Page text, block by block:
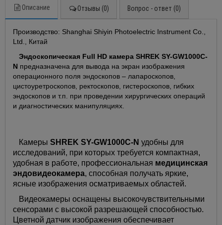
Описание Отзывы (0) Вопрос - ответ (0)
Производство: Shanghai Shiyin Photoelectric Instrument Co.,
Ltd., Китай
Эндоскопическая Full HD камера SHREK SY-GW1000C-
N предназначена для вывода на экран изображения
операционного поля эндоскопов – лапароскопов,
цистоуретроскопов, ректоскопов, гистероскопов, гибких
эндоскопов и т.п. при проведении хирургических операций
и диагностических манипуляциях.
Камеры SHREK SY-GW1000C-N удобны для
исследований, при которых требуется компактная,
удобная в работе, профессиональная медицинская
эндовидеокамера, способная получать яркие,
ясные изображения осматриваемых областей.
Видеокамеры оснащены высокочувствительными
сенсорами с высокой разрешающей способностью.
Цветной датчик изображения обеспечивает